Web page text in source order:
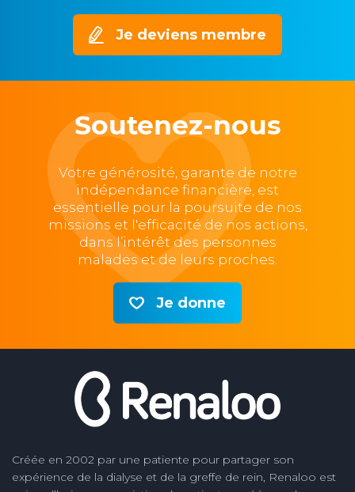
Je deviens membre
Soutenez-nous
Votre générosité, garante de notre
indépendance financière, est
essentielle pour la poursuite de nos
missions et l'efficacité de nos actions,
dans l’intérêt des personnes
malades et de leurs proches.
Je donne
Créée en 2002 par une patiente pour partager son
expérience de la dialyse et de la greffe de rein, Renaloo est